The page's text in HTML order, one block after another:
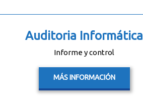
Auditoria Informática
Informe y control
MÁS INFORMACIÓN